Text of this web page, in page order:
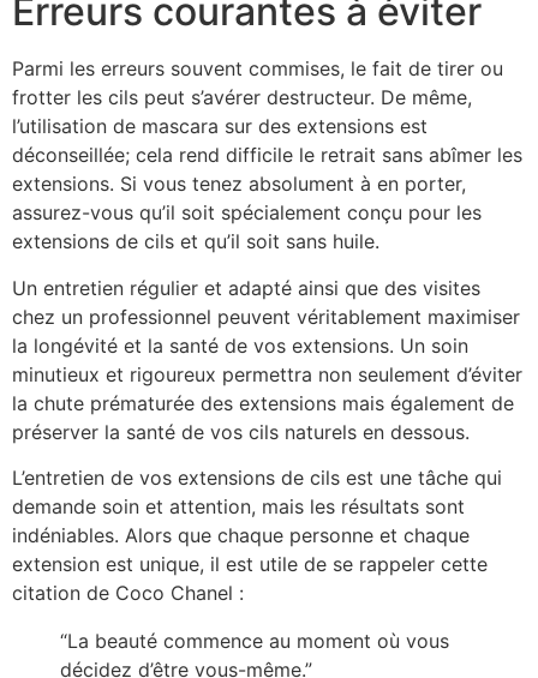
Erreurs courantes à éviter
Parmi les erreurs souvent commises, le fait de tirer ou
frotter les cils peut s’avérer destructeur. De même,
l’utilisation de mascara sur des extensions est
déconseillée; cela rend difficile le retrait sans abîmer les
extensions. Si vous tenez absolument à en porter,
assurez-vous qu’il soit spécialement conçu pour les
extensions de cils et qu’il soit sans huile.
Un entretien régulier et adapté ainsi que des visites
chez un professionnel peuvent véritablement maximiser
la longévité et la santé de vos extensions. Un soin
minutieux et rigoureux permettra non seulement d’éviter
la chute prématurée des extensions mais également de
préserver la santé de vos cils naturels en dessous.
L’entretien de vos extensions de cils est une tâche qui
demande soin et attention, mais les résultats sont
indéniables. Alors que chaque personne et chaque
extension est unique, il est utile de se rappeler cette
citation de Coco Chanel :
“La beauté commence au moment où vous
décidez d’être vous-même.”